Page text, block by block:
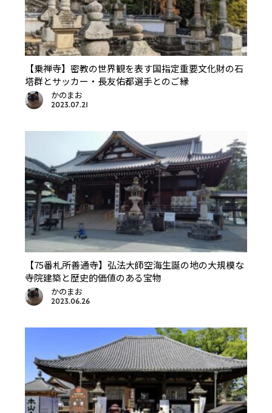
【乗禅寺】密教の世界観を表す国指定重要文化財の石
塔群とサッカー・長友佑都選手とのご縁
かのまお
2023.07.21
【75番札所善通寺】弘法大師空海生誕の地の大規模な
寺院建築と歴史的価値のある宝物
かのまお
2023.06.26